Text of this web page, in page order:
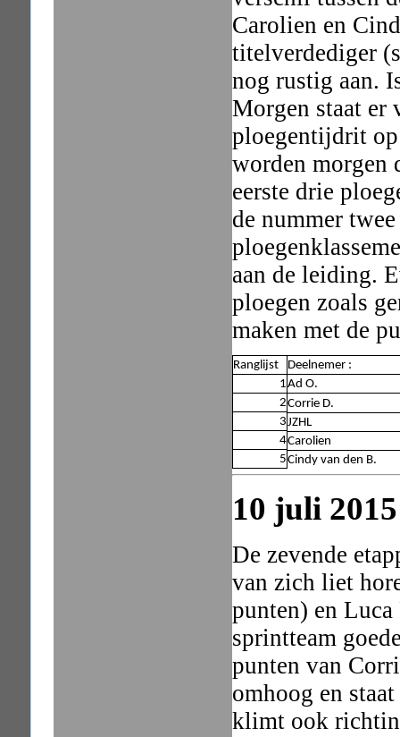
Carolien en
titelverdediger
nog rustig aan.
Morgen staat er
ploegentijdrit
worden morgen
eerste drie
de nummer
aan de leiding.
ploegen zoals
maken met de
Ranglijst
Deelnemer :
1Ad O.
2Corrie D.
3JZHL
4Carolien
5Cindy van den B.
10 juli
De zevende
van zich liet
punten) en
sprintteam
punten van
omhoog en
klimt ook